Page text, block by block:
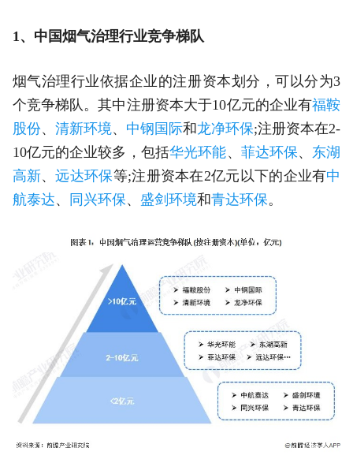
1、中国烟气治理行业竞争梯队
烟气治理行业依据企业的注册资本划分，可以分为3
个竞争梯队。其中注册资本大于10亿元的企业有福鞍
股份、 清新环境、 中钢国际和龙净环保;注册资本在2-
10亿元的企业较多，包括华光环能、 菲达环保、 东湖
高新、远达环保等;注册资本在2亿元以下的企业有中
航泰达、 同兴环保、 盛剑环境和青达环保。